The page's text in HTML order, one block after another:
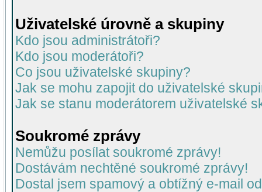
Uživatelské úrovně a skupiny
Kdo jsou administrátoři?
Kdo jsou moderátoři?
Co jsou uživatelské skupiny?
Jak se mohu zapojit do uživatelské
Jak se stanu moderátorem uživatelské
Soukromé zprávy
Nemůžu posílat soukromé zprávy!
Dostávám nechtěné soukromé zprávy!
Dostal jsem spamový a obtížný e-mail